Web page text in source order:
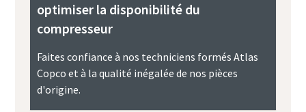
optimiser la disponibilité du
compresseur
Faites confiance à nos techniciens formés Atlas
Copco et à la qualité inégalée de nos pièces
d'origine.